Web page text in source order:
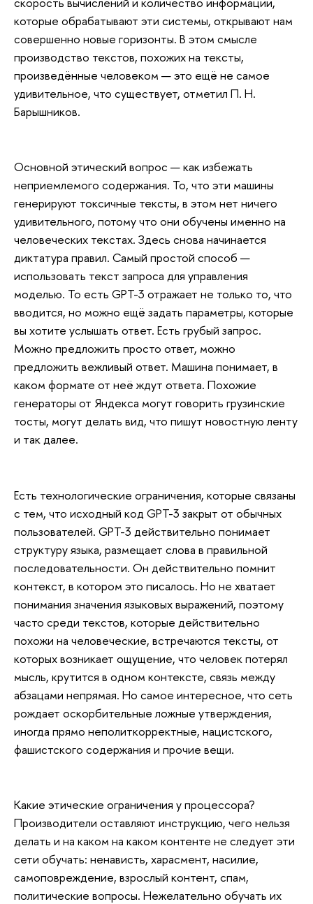
которые обрабатывают эти системы, открывают нам
совершенно новые горизонты. В этом смысле
производство текстов, похожих на тексты,
произведённые человеком — это ещё не самое
удивительное, что существует, отметил П. Н.
Барышников.
Основной этический вопрос — как избежать
неприемлемого содержания. То, что эти машины
генерируют токсичные тексты, в этом нет ничего
удивительного, потому что они обучены именно на
человеческих текстах. Здесь снова начинается
диктатура правил. Самый простой способ —
использовать текст запроса для управления
моделью. То есть GPT-3 отражает не только то, что
вводится, но можно ещё задать параметры, которые
вы хотите услышать ответ. Есть грубый запрос.
Можно предложить просто ответ, можно
предложить вежливый ответ. Машина понимает, в
каком формате от неё ждут ответа. Похожие
генераторы от Яндекса могут говорить грузинские
тосты, могут делать вид, что пишут новостную ленту
и так далее.
Есть технологические ограничения, которые связаны
с тем, что исходный код GPT-3 закрыт от обычных
пользователей. GPT-3 действительно понимает
структуру языка, размещает слова в правильной
последовательности. Он действительно помнит
контекст, в котором это писалось. Но не хватает
понимания значения языковых выражений, поэтому
часто среди текстов, которые действительно
похожи на человеческие, встречаются тексты, от
которых возникает ощущение, что человек потерял
мысль, крутится в одном контексте, связь между
абзацами непрямая. Но самое интересное, что сеть
рождает оскорбительные ложные утверждения,
иногда прямо неполиткорректные, нацистского,
фашистского содержания и прочие вещи.
Какие этические ограничения у процессора?
Производители оставляют инструкцию, чего нельзя
делать и на каком на каком контенте не следует эти
сети обучать: ненависть, харасмент, насилие,
самоповреждение, взрослый контент, спам,
политические вопросы. Нежелательно обучать их